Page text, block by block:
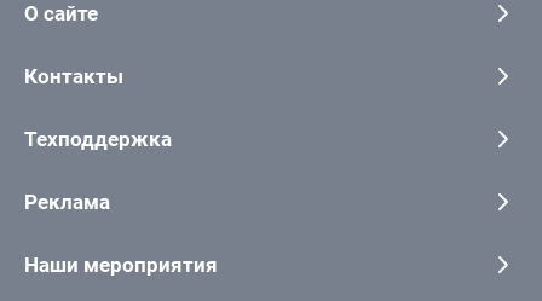
О сайте
Контакты
Техподдержка
Реклама
Наши мероприятия